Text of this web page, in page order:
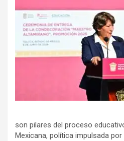
son pilares del proceso
Mexicana, política impulsada